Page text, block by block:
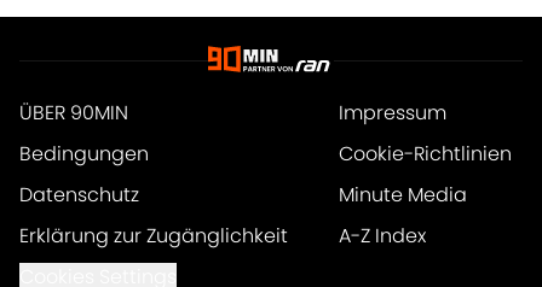
ÜBER 90MIN
Impressum
Bedingungen
Cookie-Richtlinien
Datenschutz
Minute Media
Erklärung zur Zugänglichkeit
A-Z Index